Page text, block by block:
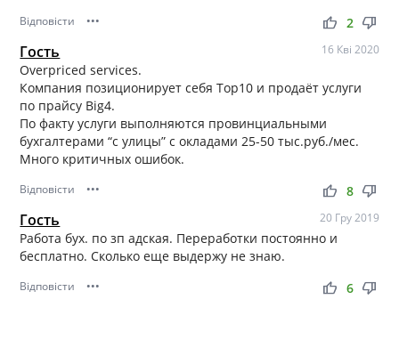
Відповісти ••• thumb_up thumb_down
2
Гость 16 Кві 2020
Overpriced services.
Компания позиционирует себя Top10 и продаёт услуги
по прайсу Big4.
По факту услуги выполняются провинциальными
бухгалтерами “с улицы” с окладами 25-50 тыс.руб./мес.
Много критичных ошибок.
Відповісти ••• thumb_up thumb_down
8
Гость 20 Гру 2019
Работа бух. по зп адская. Переработки постоянно и
бесплатно. Сколько еще выдержу не знаю.
Відповісти ••• thumb_up thumb_down
6